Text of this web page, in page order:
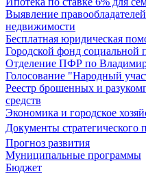
Выявление
недвижимости
Бесплатная юридическая
Городской фонд социальной
Отделение ПФР по
Голосование "Народный
Реестр брошенных и
средств
Экономика и городское
Документы стратегического
Прогноз развития
Муниципальные программы
Бюджет